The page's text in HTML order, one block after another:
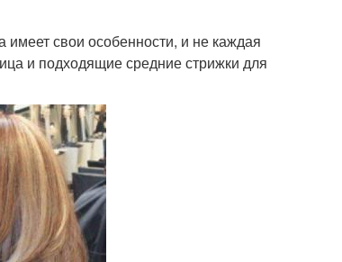
свои особенности, и не каждая
и подходящие средние стрижки для